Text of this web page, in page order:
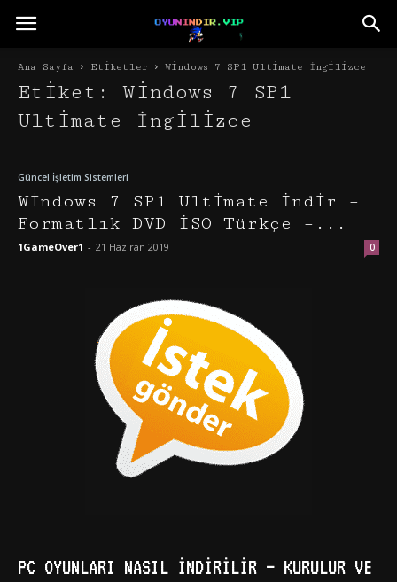
Ana Sayfa Etiketler Windows 7 SP1 Ultimate İngilizce
Etiket: Windows 7 SP1
Ultimate İngilizce
Güncel İşletim Sistemleri
Windows 7 SP1 Ultimate İndir –
Formatlık DVD İSO Türkçe –...
1GameOver1 - 21 Haziran 2019 0
PC OYUNLARI NASIL İNDIRILIR – KURULUR VE